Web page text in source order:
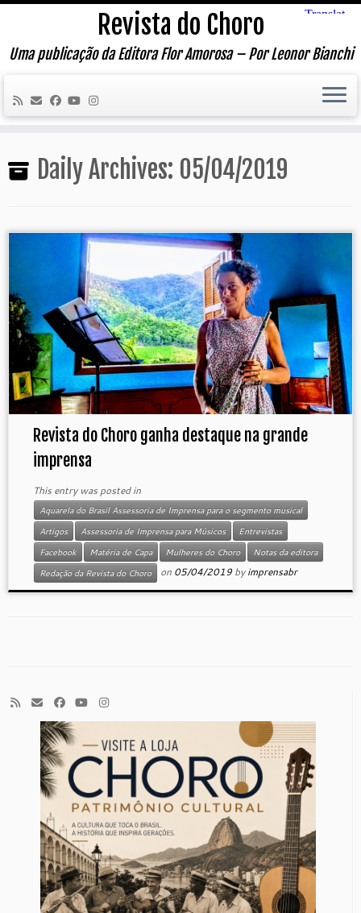
Skip
content
Revista do Choro
Uma publicação da Editora Flor Amorosa – Por Leonor Bianchi
Daily Archives: 05/04/2019
Revista do Choro ganha destaque na grande
imprensa
This entry was posted in
Aquarela do Brasil Assessoria de Imprensa para o segmento musical
Artigos
Assessoria de Imprensa para Músicos
Entrevistas
Facebook
Matéria de Capa Mulheres do Choro
Notas da editora
Redação da Revista do Choro
on 05/04/2019 byimprensabr